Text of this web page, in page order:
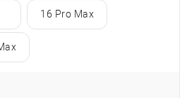
16 Pro Max